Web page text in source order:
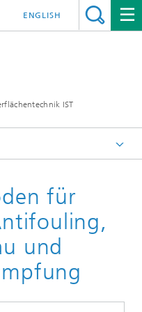
IST
ENGLISH
für
und